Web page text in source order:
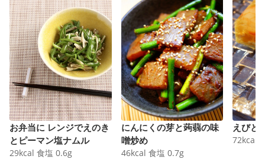
お弁当に レンジでえのき
とピーマン塩ナムル
29kcal 食塩 0.6g
にんにくの芽と蒟蒻の味
噌炒め
46kcal 食塩 0.7g
えびと
72kcal